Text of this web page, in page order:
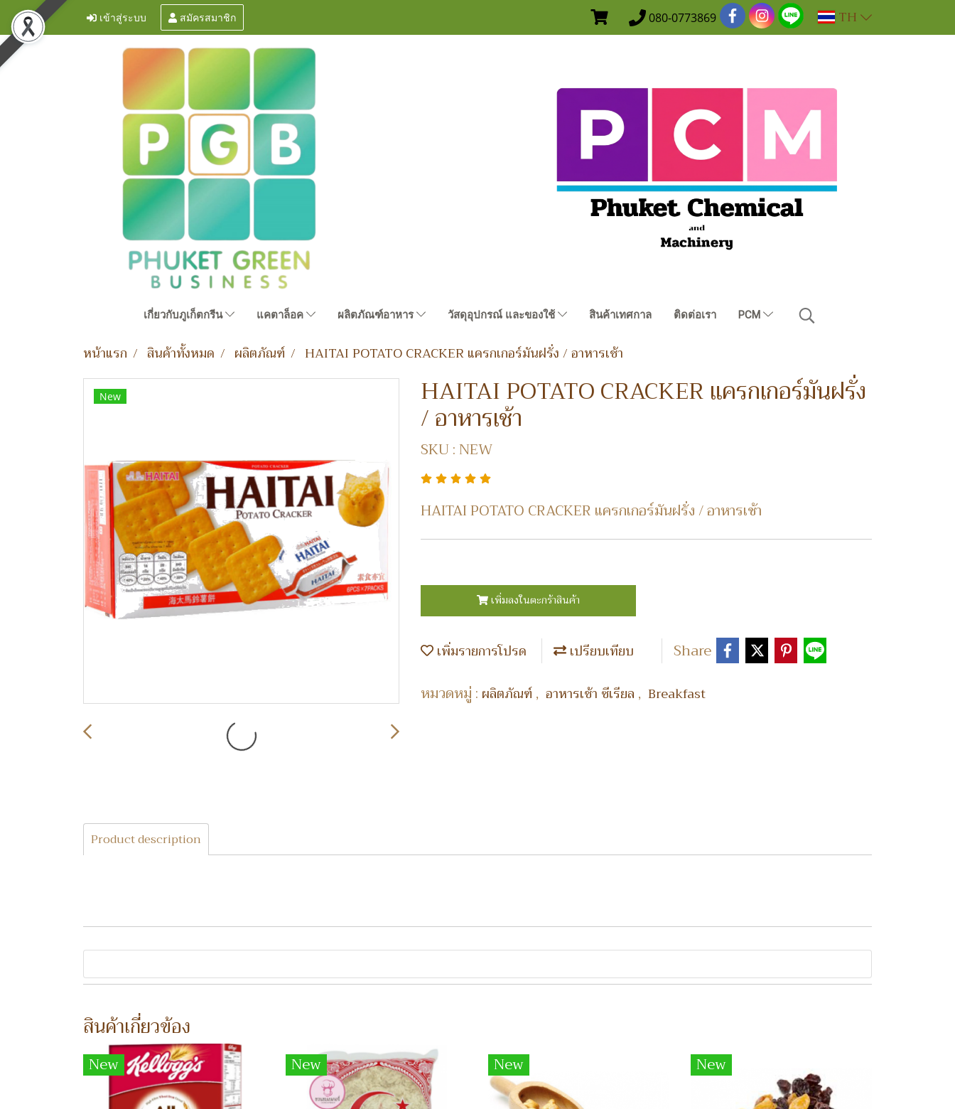
เข้าสู่ระบบ สมัครสมาชิก 080-0773869 TH
เกี่ยวกับภูเก็ตกรีน แคตาล็อค ผลิตภัณฑ์อาหาร วัสดุอุปกรณ์ และของใช้ สินค้าเทศกาล ติดต่อเรา PCM
หน้าแรก สินค้าทั้งหมด ผลิตภัณฑ์ HAITAI POTATO CRACKER แครกเกอร์มันฝรั่ง / อาหารเช้า
New HAITAI POTATO CRACKER แครกเกอร์มันฝรั่ง
/ อาหารเช้า
SKU : NEW
HAITAI POTATO CRACKER แครกเกอร์มันฝรั่ง / อาหารเช้า
เพิ่มลงในตะกร้าสินค้า
เพิ่มรายการโปรด เปรียบเทียบ
Share
หมวดหมู่ : ผลิตภัณฑ์, อาหารเช้า ซีเรียล , Breakfast
Product description
สินค้าเกี่ยวข้อง
New New New New